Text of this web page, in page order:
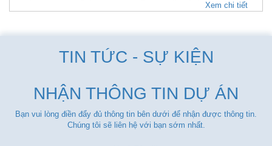
Xem chi tiết
TIN TỨC - SỰ KIỆN
NHẬN THÔNG TIN DỰ ÁN
Bạn vui lòng điền đẩy đủ thông tin bên dưới để nhận được thông tin.
Chúng tôi sẽ liên hệ với bạn sớm nhất.